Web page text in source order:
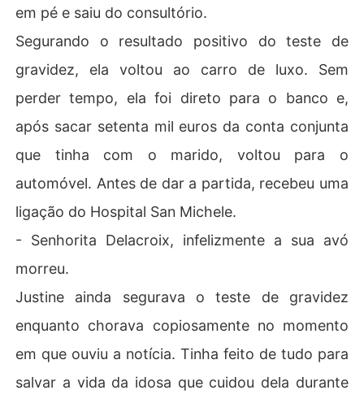
em pé e saiu do consultório.
Segurando o resultado positivo do teste de
gravidez, ela voltou ao carro de luxo. Sem
perder tempo, ela foi direto para o banco e,
após sacar setenta mil euros da conta conjunta
que tinha com o marido, voltou para o
automóvel. Antes de dar a partida, recebeu uma
ligação do Hospital San Michele.
- Senhorita Delacroix, infelizmente a sua avó
morreu.
Justine ainda segurava o teste de gravidez
enquanto chorava copiosamente no momento
em que ouviu a notícia. Tinha feito de tudo para
salvar a vida da idosa que cuidou dela durante